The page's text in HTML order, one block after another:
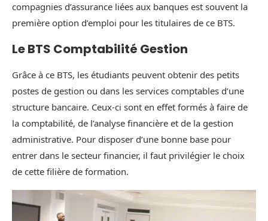
compagnies d’assurance liées aux banques est souvent la
première option d’emploi pour les titulaires de ce BTS.
Le BTS Comptabilité Gestion
Grâce à ce BTS, les étudiants peuvent obtenir des petits
postes de gestion ou dans les services comptables d’une
structure bancaire. Ceux-ci sont en effet formés à faire de
la comptabilité, de l’analyse financière et de la gestion
administrative. Pour disposer d’une bonne base pour
entrer dans le secteur financier, il faut privilégier le choix
de cette filière de formation.